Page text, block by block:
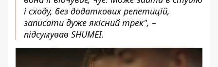
і сходу, без додаткових репетицій,
записати дуже якісний трек", –
підсумував SHUMEI.